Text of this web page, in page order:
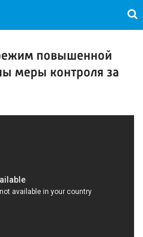
повышенной
меры контроля за